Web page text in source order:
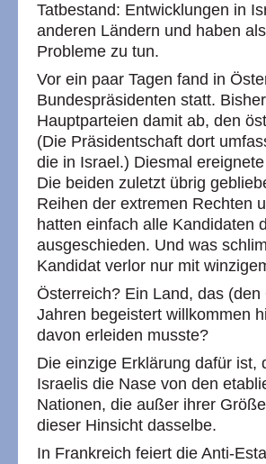
Tatbestand: Entwicklungen in
anderen Ländern und haben
Probleme zu tun.
Vor ein paar Tagen fand in
Bundespräsidenten statt.
Hauptparteien damit ab, den
(Die Präsidentschaft dort
die in Israel.) Diesmal
Die beiden zuletzt übrig
Reihen der extremen Rechten
hatten einfach alle Kandidaten
ausgeschieden. Und was
Kandidat verlor nur mit
Österreich? Ein Land, das
Jahren begeistert willkommen
davon erleiden musste?
Die einzige Erklärung dafür ist,
Israelis die Nase von den
Nationen, die außer ihrer
dieser Hinsicht dasselbe.
In Frankreich feiert die Anti-